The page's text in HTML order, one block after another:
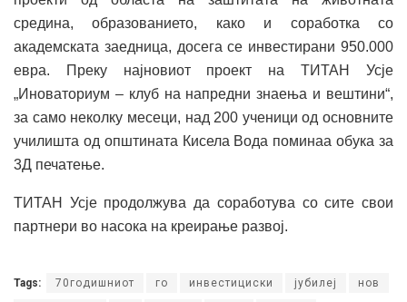
средина, образованието, како и соработка со
академската заедница, досега се инвестирани 950.000
евра. Преку најновиот проект на ТИТАН Усје
„Иноваториум – клуб на напредни знаења и вештини“,
за само неколку месеци, над 200 ученици од основните
училишта од општината Кисела Вода поминаа обука за
3Д печатење.
ТИТАН Усје продолжува да соработува со сите свои
партнери во насока на креирање развој.
Tags: 70годишниот го инвестициски јубилеј нов